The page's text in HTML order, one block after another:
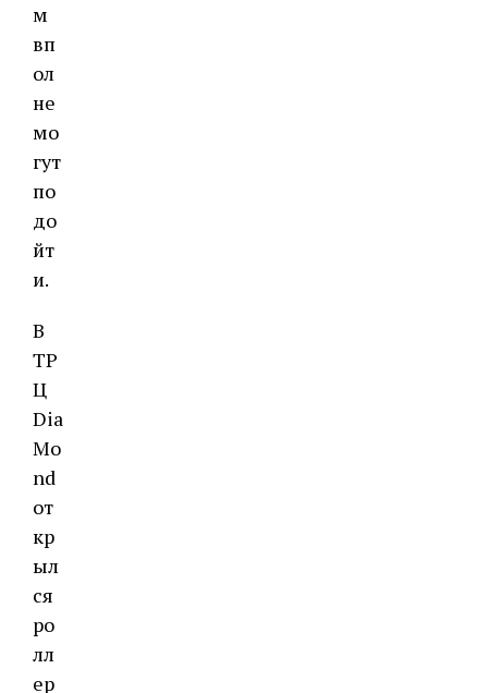
м
вп
ол
не
мо
гут
по
до
йт
и.
В
ТР
Ц
Dia
Mo
nd
от
кр
ыл
ся
ро
лл
ер